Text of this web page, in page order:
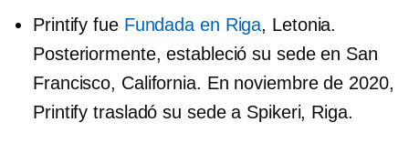
Printify fue Fundada en Riga, Letonia.
Posteriormente, estableció su sede en San
Francisco, California. En noviembre de 2020,
Printify trasladó su sede a Spikeri, Riga.